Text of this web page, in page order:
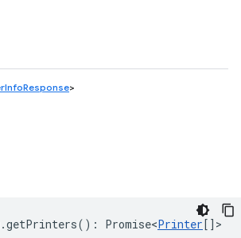
>
.getPrinters() : Promise<Printer[] >